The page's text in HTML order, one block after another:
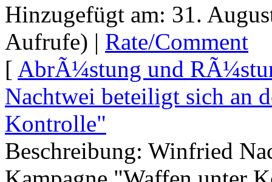
Hinzugefügt am: 31.
Aufrufe) | Rate/Comment
[ AbrÃ¼stung und
Nachtwei beteiligt sich an
Kontrolle"
Beschreibung: Winfried